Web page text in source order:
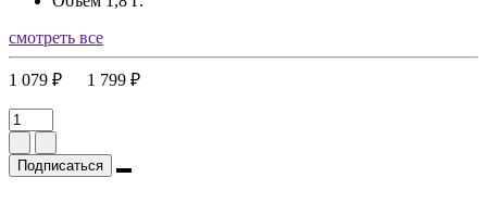
смотреть все
1 079 ₽ 1 799 ₽
Подписаться